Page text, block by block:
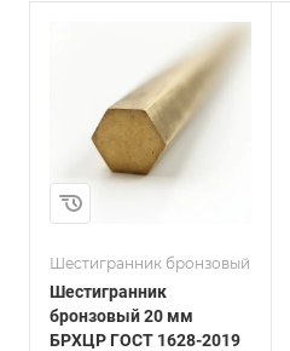
Шестигранник бронзовый
Шестигранник
бронзовый 20 мм
БРХЦР ГОСТ 1628-2019
Сплав / Марка стали
БрАЖ9-4
ГОСТ, ТУ
ГОСТ 1628-2019
Диаметр, мм
19